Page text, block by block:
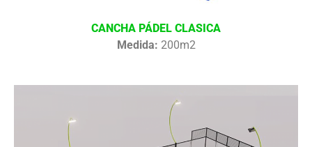
CANCHA PÁDEL CLASICA
Medida: 200m2